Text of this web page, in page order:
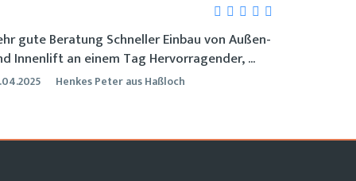
gute Beratung Schneller Einbau von Außen-
Innenlift an einem Tag Hervorragender, ...
Henkes Peter aus Haßloch